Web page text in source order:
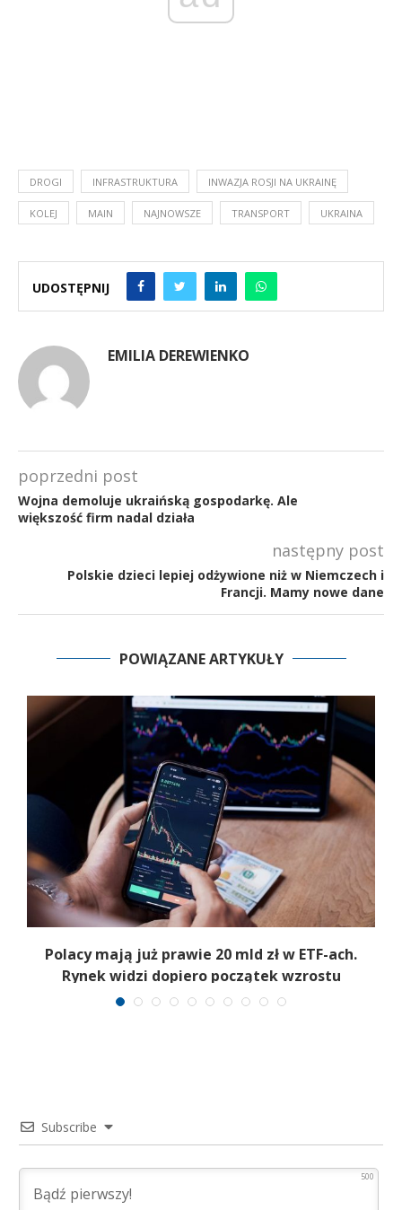
DROGI INFRASTRUKTURA INWAZJA ROSJI NA UKRAINĘ
KOLEJ MAIN NAJNOWSZE TRANSPORT UKRAINA
UDOSTĘPNIJ
EMILIA DEREWIENKO
poprzedni post
Wojna demoluje ukraińską gospodarkę. Ale
większość firm nadal działa
następny post
Polskie dzieci lepiej odżywione niż w Niemczech i
Francji. Mamy nowe dane
POWIĄZANE ARTYKUŁY
Polacy mają już prawie 20 mld zł w ETF-ach.
Rynek widzi dopiero początek wzrostu
Subscribe
500